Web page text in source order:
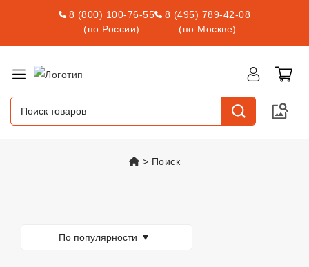
8 (800) 100-76-55
(по России)
8 (495) 789-42-08
(по Москве)
vsexshop.ru
Поиск
По популярности